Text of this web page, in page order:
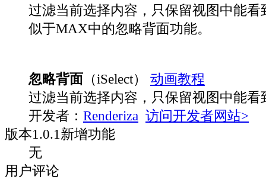
过滤当前选择内容，只保留视图中能看
似于MAX中的忽略背面功能。
忽略背面 （iSelect）
动画教程
过滤当前选择内容，只保留视图中能看
开发者： Renderiza 访问开发者网站>
版本1.0.1 新增功能
无
用户评论